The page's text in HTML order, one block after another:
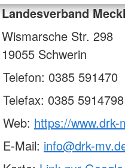
Landesverband
Wismarsche Str. 298
19055 Schwerin
Telefon: 0385 591470
Telefax: 0385 5914798
Web: https://www.drk-
E-Mail: info@drk-